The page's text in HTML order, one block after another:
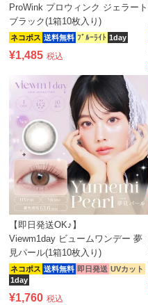
ProWink プロウィンク ジェラート
ブラック(1箱10枚入り)
ネコポス 送料無料 ﾌﾞﾙｰﾗｲﾄ 1day
¥1,485 税込
【即日発送OK♪】
Viewm1day ビュームワンデー 夢
見パール(1箱10枚入り)
ネコポス 送料無料 即日発送 UVカット
1day
¥1,760 税込